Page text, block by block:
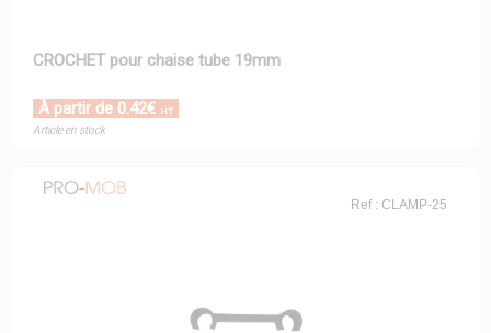
CROCHET pour chaise tube 19mm
À partir de 0.42€ HT
Article en stock
Ref : CLAMP-25